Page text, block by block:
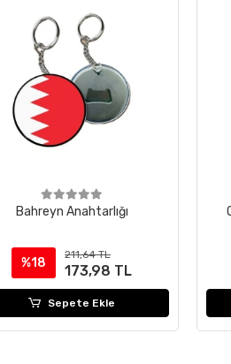
Bahreyn Anahtarlığı
%18
211,64 TL
173,98 TL
Sepete Ekle